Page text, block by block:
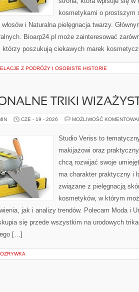
kosmetykami o prostszym
włosów i Naturalna pielęgnacja twarzy.
Bioarp24.pl może zainteresować
którzy poszukują ciekawych marek
Z PODRÓŻY I OSOBISTE HISTORIE
TRIKI
CZE - 19 - 2026 MOŻLIWOŚĆ
Studio Veriss to
makijażowi oraz
chcą rozwijać swoje
ma charakter praktyczny i
związane z pielęgnacją
kosmetyków, w którym
jak i analizy trendów. Polecam Moda i
się przede wszystkim na urodowych
[…]